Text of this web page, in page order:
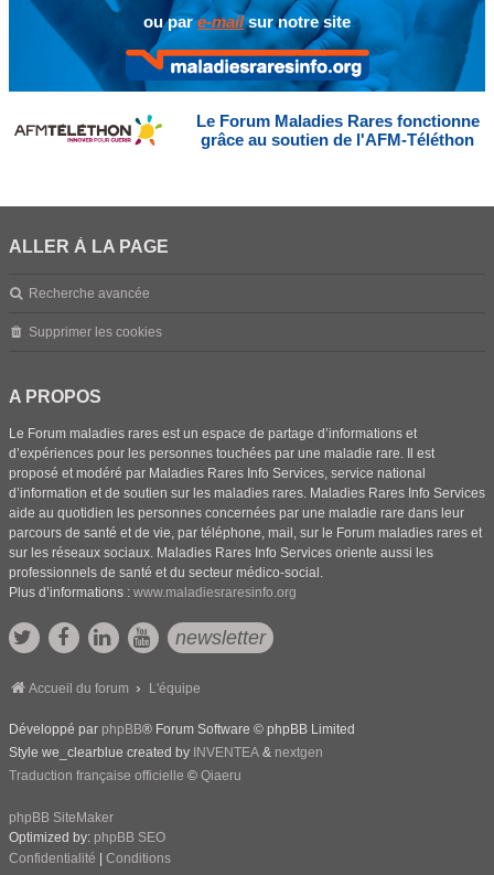
ou pare-mailsur notre site
Le Forum Maladies Rares fonctionne
grâce au soutien de l'AFM-Téléthon
ALLER À LA PAGE
Recherche avancée
Supprimer les cookies
A PROPOS
Le Forum maladies rares est un espace de partage d’informations et
d’expériences pour les personnes touchées par une maladie rare. Il est
proposé et modéré par Maladies Rares Info Services, service national
d’information et de soutien sur les maladies rares. Maladies Rares Info Services
aide au quotidien les personnes concernées par une maladie rare dans leur
parcours de santé et de vie, par téléphone, mail, sur le Forum maladies rares et
sur les réseaux sociaux. Maladies Rares Info Services oriente aussi les
professionnels de santé et du secteur médico-social.
Plus d’informations : www.maladiesraresinfo.org
newsletter
Accueil du forum L'équipe
Développé par phpBB® Forum Software © phpBB Limited
Style we_clearblue created by INVENTEA & nextgen
Traduction française officielle © Qiaeru
phpBB SiteMaker
Optimized by: phpBB SEO
Confidentialité
Conditions